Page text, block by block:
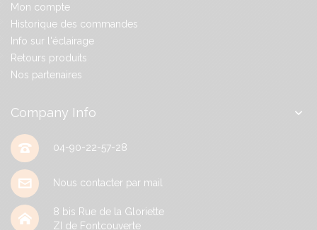
Mon compte
Historique des commandes
Info sur l'éclairage
Retours produits
Nos partenaires
Company Info
04-90-22-57-28
Nous contacter par mail
8 bis Rue de la Gloriette
ZI de Fontcouverte